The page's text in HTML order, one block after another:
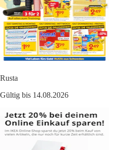
Rusta
Gültig bis 14.08.2026